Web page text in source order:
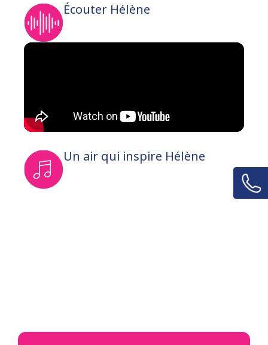
Écouter Hélène
Un air qui inspire Hélène